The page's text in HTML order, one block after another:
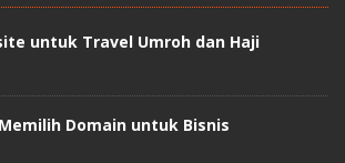
untuk Travel Umroh dan Haji
Domain untuk Bisnis